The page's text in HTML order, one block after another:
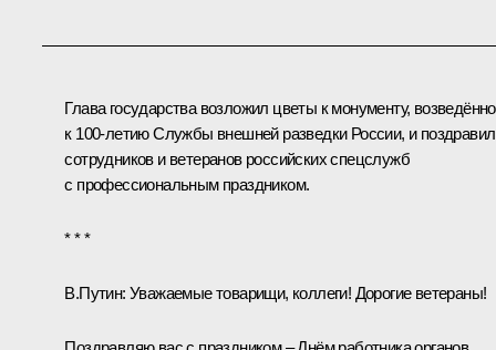
Глава государства возложил цветы к монументу,
к 100-летию Службы внешней разведки России, и поздравил
сотрудников и ветеранов российских спецслужб
с профессиональным праздником.
* * *
В.Путин: Уважаемые товарищи, коллеги! Дорогие ветераны!